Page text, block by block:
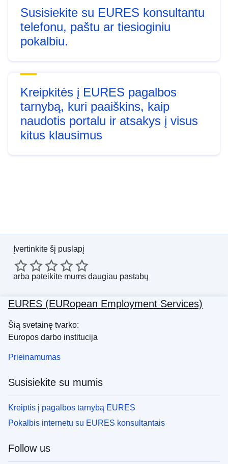
Susisiekite su EURES konsultantu
telefonu, paštu ar tiesioginiu
pokalbiu.
Kreipkitės į EURES pagalbos
tarnybą, kuri paaiškins, kaip
naudotis portalu ir atsakys į visus
kitus klausimus
Įvertinkite šį puslapį
arba pateikite mums daugiau pastabų
EURES (EURopean Employment Services)
Šią svetainę tvarko:
Europos darbo institucija
Prieinamumas
Susisiekite su mumis
Kreiptis į pagalbos tarnybą EURES
Pokalbis internetu su EURES konsultantais
Follow us